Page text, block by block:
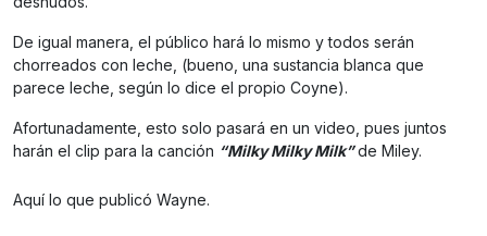
De igual manera, el público hará lo mismo y todos serán
chorreados con leche, (bueno, una sustancia blanca que
parece leche, según lo dice el propio Coyne).
Afortunadamente, esto solo pasará en un video, pues juntos
harán el clip para la canción “Milky Milky Milk”de Miley.
Aquí lo que publicó Wayne.